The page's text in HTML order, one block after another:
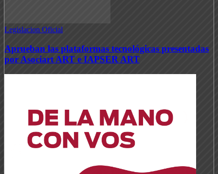
Legislacion Oficial
Aprueban las plataformas tecnológicas presentadas
por Asociart ART e IAPSER ART